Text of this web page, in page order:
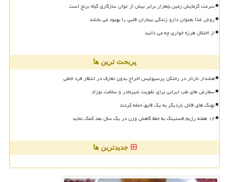
سرعت گرمایش زمین ۵هزار برابر بیش از توان سازگاری گیاه برنج است
روش غذا بعنوان دارو زندگی بیماران قلبی را بهبود می بخشد
از اختلال هرزه خواری چه می دانید
پربحث ترین ها
هشدار تارتار در رختکن پرسپولیس اخراج بدون تعارف در انتظار فرد خاطی
سفارش های طب ایرانی برای تقویت شیرمادر و سلامت نوزاد
نهنگ های قاتل باردیگر به یک قایق حمله کردند
۱۲ هفته رژیم فستینگ به حفظ کاهش وزن در یک سال بعد کمک نماید
جدیدترین ها